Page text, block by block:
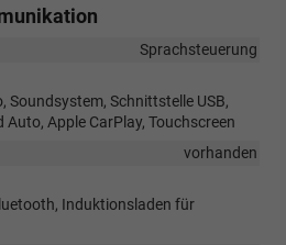
Sprachsteuerung
Soundsystem, Schnittstelle USB,
Apple CarPlay, Touchscreen
vorhanden
Induktionsladen für